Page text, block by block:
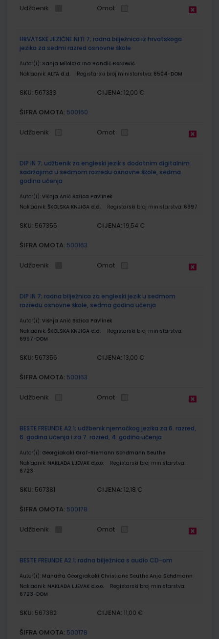
Udžbenik Omot
HRVATSKE JEZIČNE NITI 7; radna bilježnica iz hrvatskoga
jezika za sedmi razred osnovne škole
Autor(i): Sanja Miloloža Ina Randić Đorđević
Nakladnik: ALFA d.d. Registarski broj ministarstva: 6504-DOM
SKU: 567333 CIJENA: 12,00 €
ŠIFRA OMOTA: 500160
Udžbenik Omot
DIP IN 7; udžbenik za engleski jezik s dodatnim digitalnim
sadržajima u sedmom razredu osnovne škole, sedma
godina učenja
Autor(i): Višnja Anić Božica Pavlinek
Nakladnik: ŠKOLSKA KNJIGA d.d. Registarski broj ministarstva: 6997
SKU: 567355 CIJENA: 19,54 €
ŠIFRA OMOTA: 500163
Udžbenik Omot
DIP IN 7; radna bilježnica za engleski jezik u sedmom
razredu osnovne škole, sedma godina učenja
Autor(i): Višnja Anić Božica Pavlinek
Nakladnik: ŠKOLSKA KNJIGA d.d.
Registarski broj ministarstva:
6997-DOM
SKU: 567356 CIJENA: 13,00 €
ŠIFRA OMOTA: 500163
Udžbenik Omot
BESTE FREUNDE A2.1; udžbenik njemačkog jezika za 6. razred,
6. godina učenja i za 7. razred, 4. godina učenja
Autor(i): Georgiakaki Graf-Riemann Schđmann Seuthe
Nakladnik: NAKLADA LJEVAK d.o.o.
Registarski broj ministarstva:
6723
SKU: 567381 CIJENA: 12,18 €
ŠIFRA OMOTA: 500178
Udžbenik Omot
BESTE FREUNDE A2.1; radna bilježnica s audio CD-om
Autor(i): Manuela Georgiakaki Christiane Seuthe Anja Schđmann
Nakladnik: NAKLADA LJEVAK d.o.o.
Registarski broj ministarstva:
6723-DOM
SKU: 567382 CIJENA: 11,00 €
ŠIFRA OMOTA: 500178